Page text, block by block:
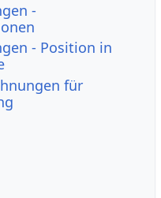
-
- Position in
für